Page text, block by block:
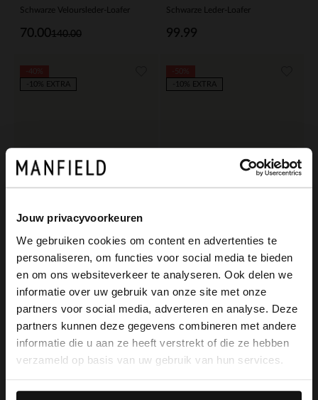
Jouw privacyvoorkeuren
We gebruiken cookies om content en advertenties te
personaliseren, om functies voor social media te bieden
en om ons websiteverkeer te analyseren. Ook delen we
informatie over uw gebruik van onze site met onze
partners voor social media, adverteren en analyse. Deze
partners kunnen deze gegevens combineren met andere
informatie die u aan ze heeft verstrekt of die ze hebben
verzameld op basis van uw gebruik van hun services.
Schwarze Veloursleder-Loafer
140.00
70.00
Schwarze Leder-Loafer
99.99
No Stress
Schwarze Leder-Loafer
109.98
65.99
-10% EXTRA
Manfield
120.00
60.00
-10% EXTRA
×
View this website in English?
It looks like your language isn't Dutch. Would
you like to switch to English?
English